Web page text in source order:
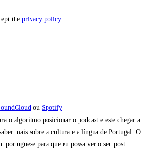
the privacy policy
ou Spotify
o algoritmo posicionar o podcast e este chegar a
mais sobre a cultura e a língua de Portugal. O
para que eu possa ver o seu post